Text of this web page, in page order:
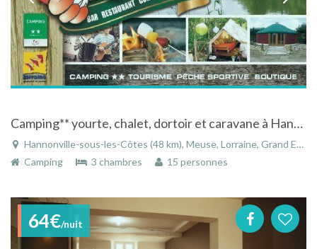
Camping** yourte, chalet, dortoir et caravane à Hannonville-sous-les-Côtes dans la Meuse en Lorraine
Hannonville-sous-les-Côtes (48 km), Meuse, Lorraine, Grand Est, France
Camping
3 chambres 15 personnes
64€/nuit